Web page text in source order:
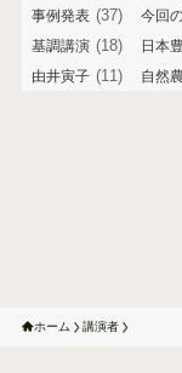
事例発表 (37) 今回
基調講演 (18) 日本
由井寅子 (11) 自然
ホーム 講演者